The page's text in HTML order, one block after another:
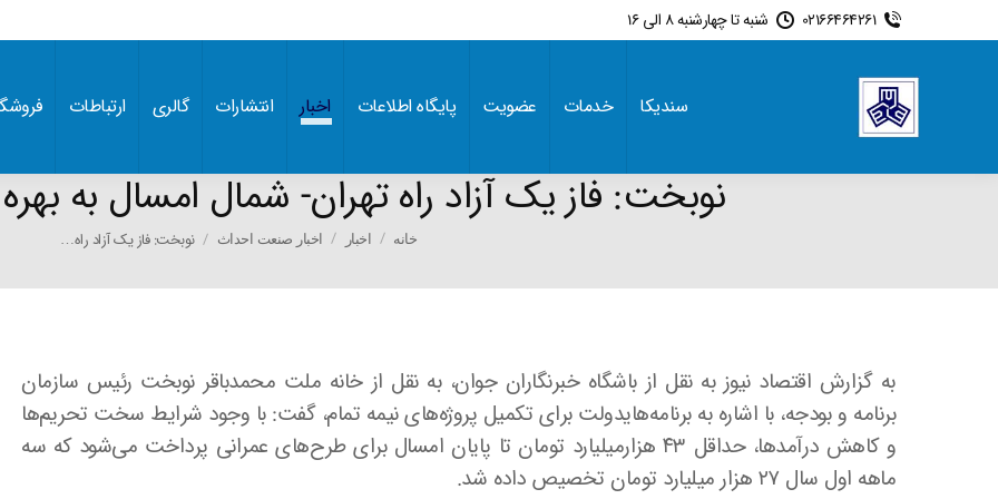
02166464261 شنبه تا چهارشنبه 8 الی 16
سندیکا خدمات عضویت پایگاه اطلاعات اخبار انتشارات گالری ارتباطات
نوبخت: فاز یک آزاد راه تهران- شمال امسال به
You are here:
خانه اخبار اخبار صنعت احداث نوبخت: فاز یک آزاد راه…
به گزارش اقتصاد نیوز به نقل از باشگاه خبرنگاران جوان، به نقل از خانه ملت محمدباقر نوبخت رئیس سازمان
برنامه و بودجه، با اشاره به برنامه‌هایدولت برای تکمیل پروژه‌های نیمه تمام، گفت: با وجود شرایط سخت تحریم‌ها
و کاهش درآمدها، حداقل ۴۳ هزارمیلیارد تومان تا پایان امسال برای طرح‌های عمرانی پرداخت می‌شود که سه
ماهه اول سال ۲۷ هزار میلیارد تومان تخصیص داده شد.